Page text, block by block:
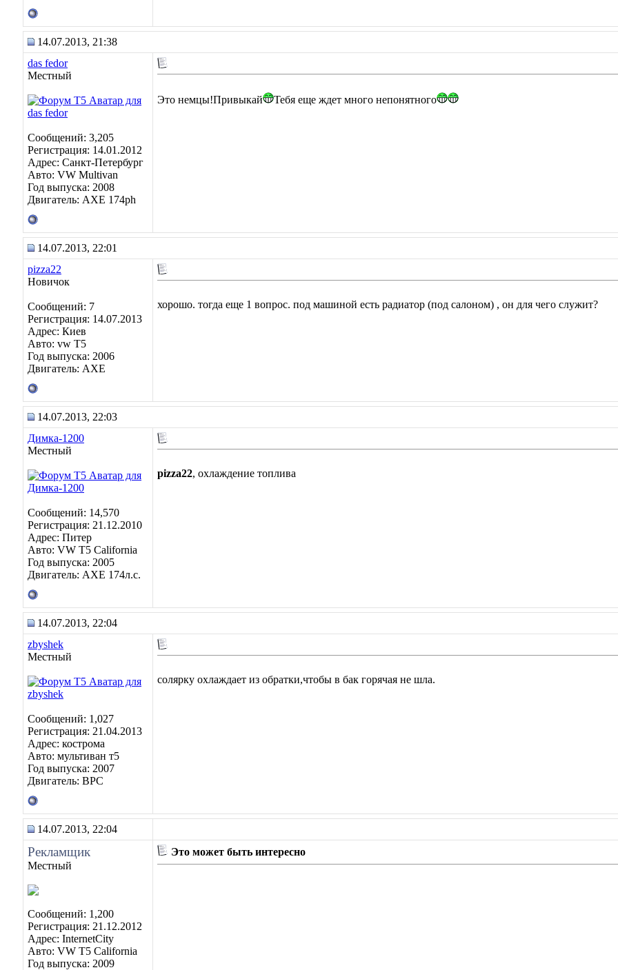
14.07.2013, 21:38
das fedor
Местный
Сообщений: 3,205
Регистрация: 14.01.2012
Адрес: Санкт-Петербург
Авто: VW Multivan
Год выпуска: 2008
Двигатель: АХЕ 174рh
Это немцы!Привыкай Тебя еще ждет много непонятного
14.07.2013, 22:01
pizza22
Новичок
Сообщений: 7
Регистрация: 14.07.2013
Адрес: Киев
Авто: vw T5
Год выпуска: 2006
Двигатель: AXE
хорошо. тогда еще 1 вопрос. под машиной есть радиатор (под салоном) , он для чего служит?
14.07.2013, 22:03
Димка-1200
Местный
Сообщений: 14,570
Регистрация: 21.12.2010
Адрес: Питер
Авто: VW T5 California
Год выпуска: 2005
Двигатель: AXE 174л.с.
pizza22, охлаждение топлива
14.07.2013, 22:04
zbyshek
Местный
Сообщений: 1,027
Регистрация: 21.04.2013
Адрес: кострома
Авто: мультиван т5
Год выпуска: 2007
Двигатель: BPC
солярку охлаждает из обратки,чтобы в бак горячая не шла.
14.07.2013, 22:04
Рекламщик
Местный
Сообщений: 1,200
Регистрация: 21.12.2012
Адрес: InternetCity
Авто: VW T5 California
Год выпуска: 2009
Это может быть интересно